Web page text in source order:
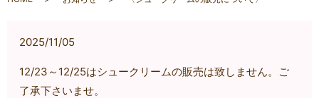
2025/11/05
12/23～12/25はシュークリームの販売は致しません。ご
了承下さいませ。